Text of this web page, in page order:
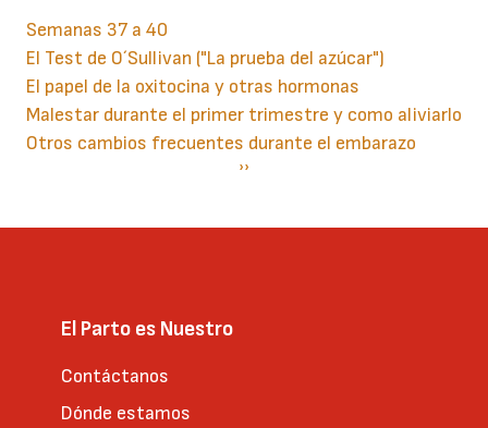
Semanas 37 a 40
El Test de O´Sullivan ("La prueba del azúcar")
El papel de la oxitocina y otras hormonas
Malestar durante el primer trimestre y como aliviarlo
Otros cambios frecuentes durante el embarazo
Siguiente
››
El Parto es Nuestro
Contáctanos
Dónde estamos